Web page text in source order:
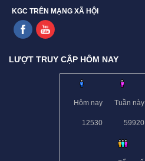
KGC TRÊN MẠNG XÃ HỘI
LƯỢT TRUY CẬP HÔM NAY
Hôm nay
12530
Tuần này
59920